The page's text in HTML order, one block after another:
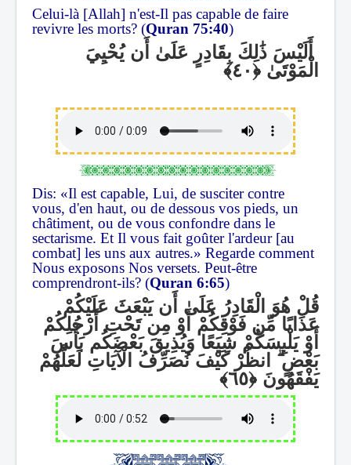
Celui-là [Allah] n'est-Il pas capable de faire
revivre les morts? (Quran 75:40)
أَلَيْسَ ذَٰلِكَ بِقَادِرٍ عَلَىٰ أَن يُحْيِيَ
الْمَوْتَىٰ
Dis: «Il est capable, Lui, de susciter contre
vous, d'en haut, ou de dessous vos pieds, un
châtiment, ou de vous confondre dans le
sectarisme. Et Il vous fait goûter l'ardeur [au
combat] les uns aux autres.» Regarde comment
Nous exposons Nos versets. Peut-être
comprendront-ils? (Quran 6:65)
قُلْ هُوَ الْقَادِرُ عَلَىٰ أَن يَبْعَثَ عَلَيْكُمْ
عَذَابًا مِّن فَوْقِكُمْ أَوْ مِن تَحْتِ أَرْجُلِكُمْ
أَوْ يَلْبِسَكُمْ شِيَعًا وَيُذِيقَ بَعْضَكُم بَأْسَ
بَعْضٍۗ انظُرْ كَيْفَ نُصَرِّفُ الْآيَاتِ لَعَلَّهُمْ
يَفْقَهُونَ